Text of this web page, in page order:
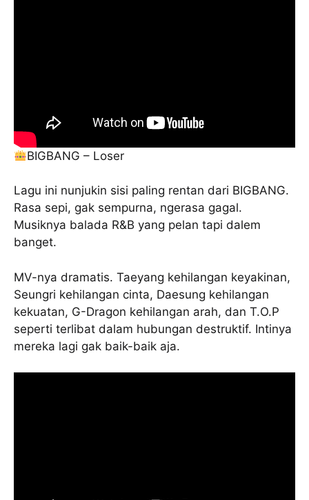
BIGBANG – Loser
Lagu ini nunjukin sisi paling rentan dari BIGBANG.
Rasa sepi, gak sempurna, ngerasa gagal.
Musiknya balada R&B yang pelan tapi dalem
banget.
MV-nya dramatis. Taeyang kehilangan keyakinan,
Seungri kehilangan cinta, Daesung kehilangan
kekuatan, G-Dragon kehilangan arah, dan T.O.P
seperti terlibat dalam hubungan destruktif. Intinya
mereka lagi gak baik-baik aja.